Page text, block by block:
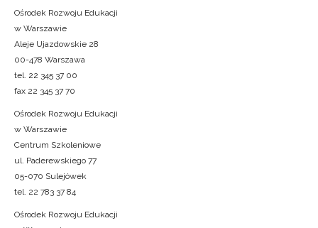
Ośrodek Rozwoju Edukacji
w Warszawie
Aleje Ujazdowskie 28
00-478 Warszawa
tel. 22 345 37 00
fax 22 345 37 70
Ośrodek Rozwoju Edukacji
w Warszawie
Centrum Szkoleniowe
ul. Paderewskiego 77
05-070 Sulejówek
tel. 22 783 37 84
Ośrodek Rozwoju Edukacji